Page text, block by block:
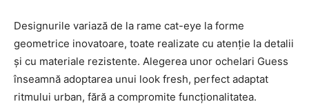
Designurile variază de la rame cat-eye la forme
geometrice inovatoare, toate realizate cu atenție la detalii
și cu materiale rezistente. Alegerea unor ochelari Guess
înseamnă adoptarea unui look fresh, perfect adaptat
ritmului urban, fără a compromite funcționalitatea.